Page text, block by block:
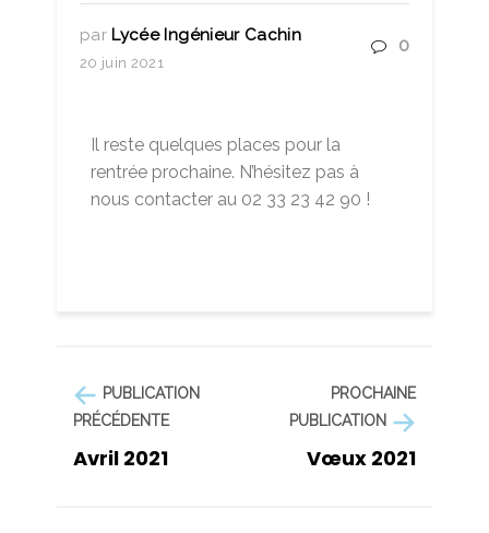
par Lycée Ingénieur Cachin
20 juin 2021
0
Il reste quelques places pour la
rentrée prochaine. N’hésitez pas à
nous contacter au 02 33 23 42 90 !
PUBLICATION
PRÉCÉDENTE
Avril 2021
PROCHAINE
PUBLICATION
Vœux 2021